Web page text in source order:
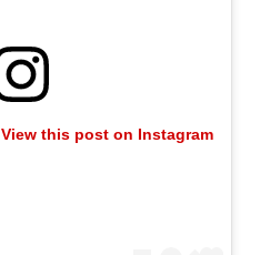
View this post on Instagram